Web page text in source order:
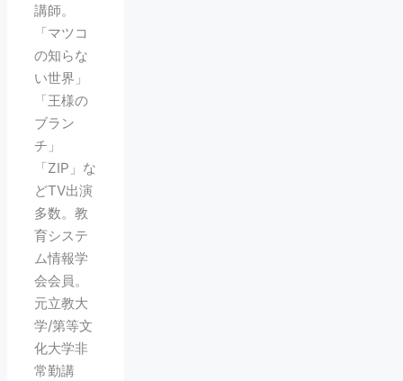
講師。
「マツコ
の知らな
い世界」
「王様の
ブラン
チ」
「ZIP」な
どTV出演
多数。教
育システ
ム情報学
会会員。
元立教大
学/第等文
化大学非
常勤講